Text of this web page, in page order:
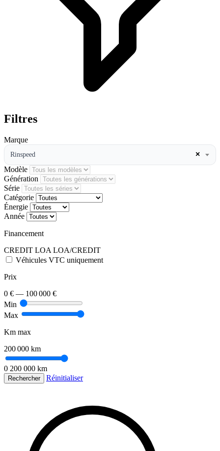
Filtres
Marque
×
Rinspeed
Modèle
Génération
Série
Catégorie
Énergie
Année
Financement
CREDIT LOA LOA/CREDIT
Véhicules VTC uniquement
Prix
0 € — 100 000 €
Min
Max
Km max
200 000 km
0 200 000 km
Rechercher Réinitialiser